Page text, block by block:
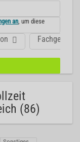
an , um diese
Fachgebiet
(86)